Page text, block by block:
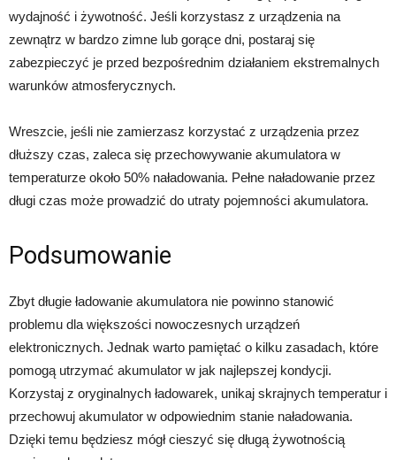
wydajność i żywotność. Jeśli korzystasz z urządzenia na
zewnątrz w bardzo zimne lub gorące dni, postaraj się
zabezpieczyć je przed bezpośrednim działaniem ekstremalnych
warunków atmosferycznych.
Wreszcie, jeśli nie zamierzasz korzystać z urządzenia przez
dłuższy czas, zaleca się przechowywanie akumulatora w
temperaturze około 50% naładowania. Pełne naładowanie przez
długi czas może prowadzić do utraty pojemności akumulatora.
Podsumowanie
Zbyt długie ładowanie akumulatora nie powinno stanowić
problemu dla większości nowoczesnych urządzeń
elektronicznych. Jednak warto pamiętać o kilku zasadach, które
pomogą utrzymać akumulator w jak najlepszej kondycji.
Korzystaj z oryginalnych ładowarek, unikaj skrajnych temperatur i
przechowuj akumulator w odpowiednim stanie naładowania.
Dzięki temu będziesz mógł cieszyć się długą żywotnością